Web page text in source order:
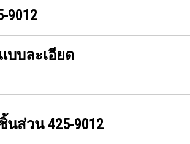
9012
บละเอียด
นส่วน425-9012